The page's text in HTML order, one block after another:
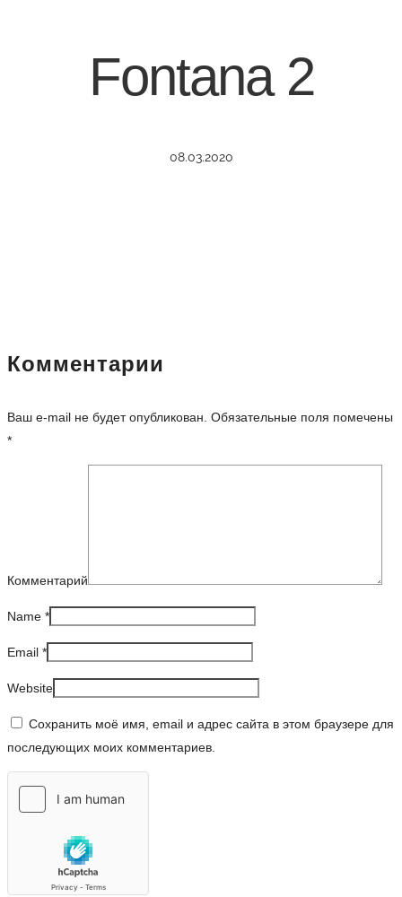
Fontana 2
08.03.2020
Комментарии
Ваш e-mail не будет опубликован. Обязательные поля помечены
*
Комментарий
Name *
Email *
Website
Сохранить моё имя, email и адрес сайта в этом браузере для
последующих моих комментариев.